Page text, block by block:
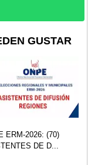
GUSTAR
ERM-2026: (70)
DE D...